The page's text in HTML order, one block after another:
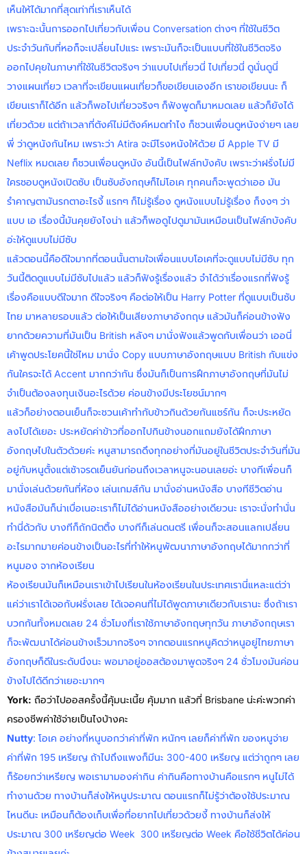
เห็นให้ได้มากที่สุดเท่าที่เราเห็นได้
เพราะฉะนั้นการออกไปเที่ยวกับเพื่อน Conversation ต่างๆ ที่ใช้ในชีวิต
ประจำวันกับที่หอก็จะเปลี่ยนไปแระ เพราะมันก็จะเป็นแบบที่ใช้ในชีวิตจริง
ออกไปคุยในภาษาที่ใช้ในชีวิตจริงๆ ว่าแบบไปเที่ยวนี่ ไปเที่ยวนี่ ดูนั่นดูนี่
วางแผนเที่ยว เวลาที่จะเขียนแผนเที่ยวก็ขอเขียนเองอีก เราขอเขียนนะ ก็
เขียนเราก็ได้อีก แล้วก็พอไปเที่ยวจริงๆ ก็ฟังพูดก็มาหมดเลย แล้วก็ยังได้
เที่ยวด้วย แต่ถ้าเวลาที่ตังค์ไม่มีตังค์หมดทำไง ก็ชวนเพื่อนดูหนังง่ายๆ เลย
พี่ ว่าดูหนังกันไหม เพราะว่า Atira จะมีโรงหนังให้ด้วย มี Apple TV มี
Neflix หมดเลย ก็ชวนเพื่อนดูหนัง อันนี้เป็นไฟล์ทบังคับ เพราะว่าฝรั่งไม่มี
ใครชอบดูหนังเปิดซับ เป็นซับอังกฤษก็ไม่โอเค ทุกคนก็จะพูดว่าเออ มัน
รำคาญตามันรกตาอะไรงี้ แรกๆ ก็ไม่รู้เรื่อง ดูหนังแบบไม่รู้เรื่อง ก็งงๆ ว่า
แบบ เอ เรื่องนี้มันคุยยังไงน่า แล้วก็พอดูไปดูมามันเหมือนเป็นไฟล์ทบังคับ
อ่ะให้ดูแบบไม่มีซับ
แล้วตอนนี้คือดีใจมากที่ตอนนั้นตามใจเพื่อนแบบโอเคที่จะดูแบบไม่มีซับ ทุก
วันนี้ติดดูแบบไม่มีซับไปแล้ว แล้วก็ฟังรู้เรื่องแล้ว จำได้ว่าเรื่องแรกที่ฟังรู้
เรื่องคือแบบดีใจมาก ดีใจจริงๆ คือต่อให้เป็น Harry Potter ที่ดูแบบเป็นซับ
ไทย มาหลายรอบแล้ว ต่อให้เป็นเสียงภาษาอังกฤษ แล้วมันก็ค่อนข้างฟัง
ยากด้วยความที่มันเป็น British หลังๆ มานั่งฟังแล้วพูดกับเพื่อนว่า เออนี่
เค้าพูดประโยคนี้ใช่ไหม มานั่ง Copy แบบภาษาอังกฤษแบบ British กับแข่ง
กันใครจะได้ Accent มากกว่ากัน ซึ่งมันก็เป็นการฝึกภาษาอังกฤษที่มันไม่
จำเป็นต้องลงทุนเงินอะไรด้วย ค่อนข้างมีประโยชน์มากๆ
แล้วก็อย่างตอนเย็นก็จะชวนเค้าทำกับข้าวกินด้วยกันแชร์กัน ก็จะประหยัด
ลงไปได้เยอะ ประหยัดค่าข้าวที่ออกไปกินข้างนอกแถมยังได้ฝึกภาษา
อังกฤษไปในตัวด้วยค่ะ หนูสามารถดึงทุกอย่างที่มันอยู่ในชีวิตประจำวันที่มัน
อยู่กับหนูตั้งแต่เช้าจรดเย็นยันก่อนถึงเวลาหนูจะนอนเลยอ่ะ บางทีเพื่อนก็
มานั่งเล่นด้วยกันที่ห้อง เล่นเกมส์กัน มานั่งอ่านหนังสือ บางทีชีวิตอ่าน
หนังสือมันก็น่าเบื่อเนอะเราก็ไม่ได้อ่านหนังสืออย่างเดียวนะ เราจะนั่งทำนั่น
ทำนี่ด้วกับ บางทีก็ถักนิตติ้ง บางทีก็เล่นดนตรี เพื่อนก็จะสอนแลกเปลี่ยน
อะไรมากมายค่อนข้างเป็นอะไรที่ทำให้หนูพัฒนาภาษาอังกฤษได้มากกว่าที่
หนูมอง จากห้องเรียน
ห้องเรียนมันก็เหมือนเราเข้าไปเรียนในห้องเรียนในประเทศเรานี่แหละแต่ว่า
แค่ว่าเราได้เจอกับฝรั่งเลย ได้เจอคนที่ไม่ได้พูดภาษาเดียวกับเรานะ ซึ่งถ้าเรา
บวกกันทั้งหมดเลย 24 ชั่วโมงที่เราใช้ภาษาอังกฤษทุกวัน ภาษาอังกฤษเรา
ก็จะพัฒนาได้ค่อนข้างเร็วมากจริงๆ จากตอนแรกหนูคิดว่าหนูอยู่ไทยภาษา
อังกฤษก็ดีในระดับนึงนะ พอมาอยู่ออสต้องมาพูดจริงๆ 24 ชั่วโมงมันค่อน
ข้างไปได้ดีกว่าเยอะมากๆ
York: ถือว่าไปออสครั้งนี้คุ้มนะเนี้ย คุ้มมาก แล้วที่ Brisbane น่ะค่ะพวกค่า
ครองชีพค่าใช้จ่ายเป็นไงบ้างคะ
Nutty: โอเค อย่างที่หนูบอกว่าค่าที่พัก หนักๆ เลยก็ค่าที่พัก ของหนูจ่าย
ค่าที่พัก 195 เหรียญ ถ้าไปถึงแพงก็มีนะ 300-400 เหรียญ แต่ว่าถูกๆ เลย
ก็ร้อยกว่าเหรียญ พอเรามามองค่ากิน ค่ากินคือทางบ้านคือแรกๆ หนูไม่ได้
ทำงานด้วย ทางบ้านก็ส่งให้หนูประมาณ ตอนแรกก็ไม่รู้ว่าต้องใช้ประมาณ
ไหนดีนะ เหมือนก็ต้องเก็บเพื่อที่อยากไปเที่ยวด้วยงี้ ทางบ้านก็ส่งให้
ประมาณ 300 เหรียญต่อ Week 300 เหรียญต่อ Week คือใช้ชีวิตได้ค่อน